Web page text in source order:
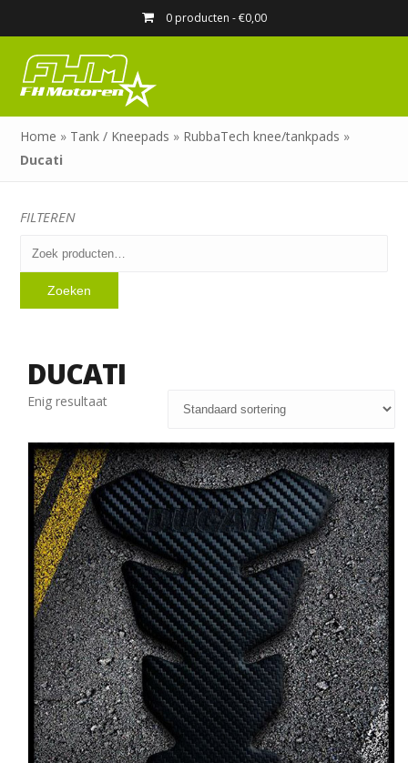
0 producten -€0,00
Home » Tank / Kneepads » RubbaTech knee/tankpads »
Ducati
FILTEREN
Zoeken
naar:
Zoeken
DUCATI
Enig resultaat